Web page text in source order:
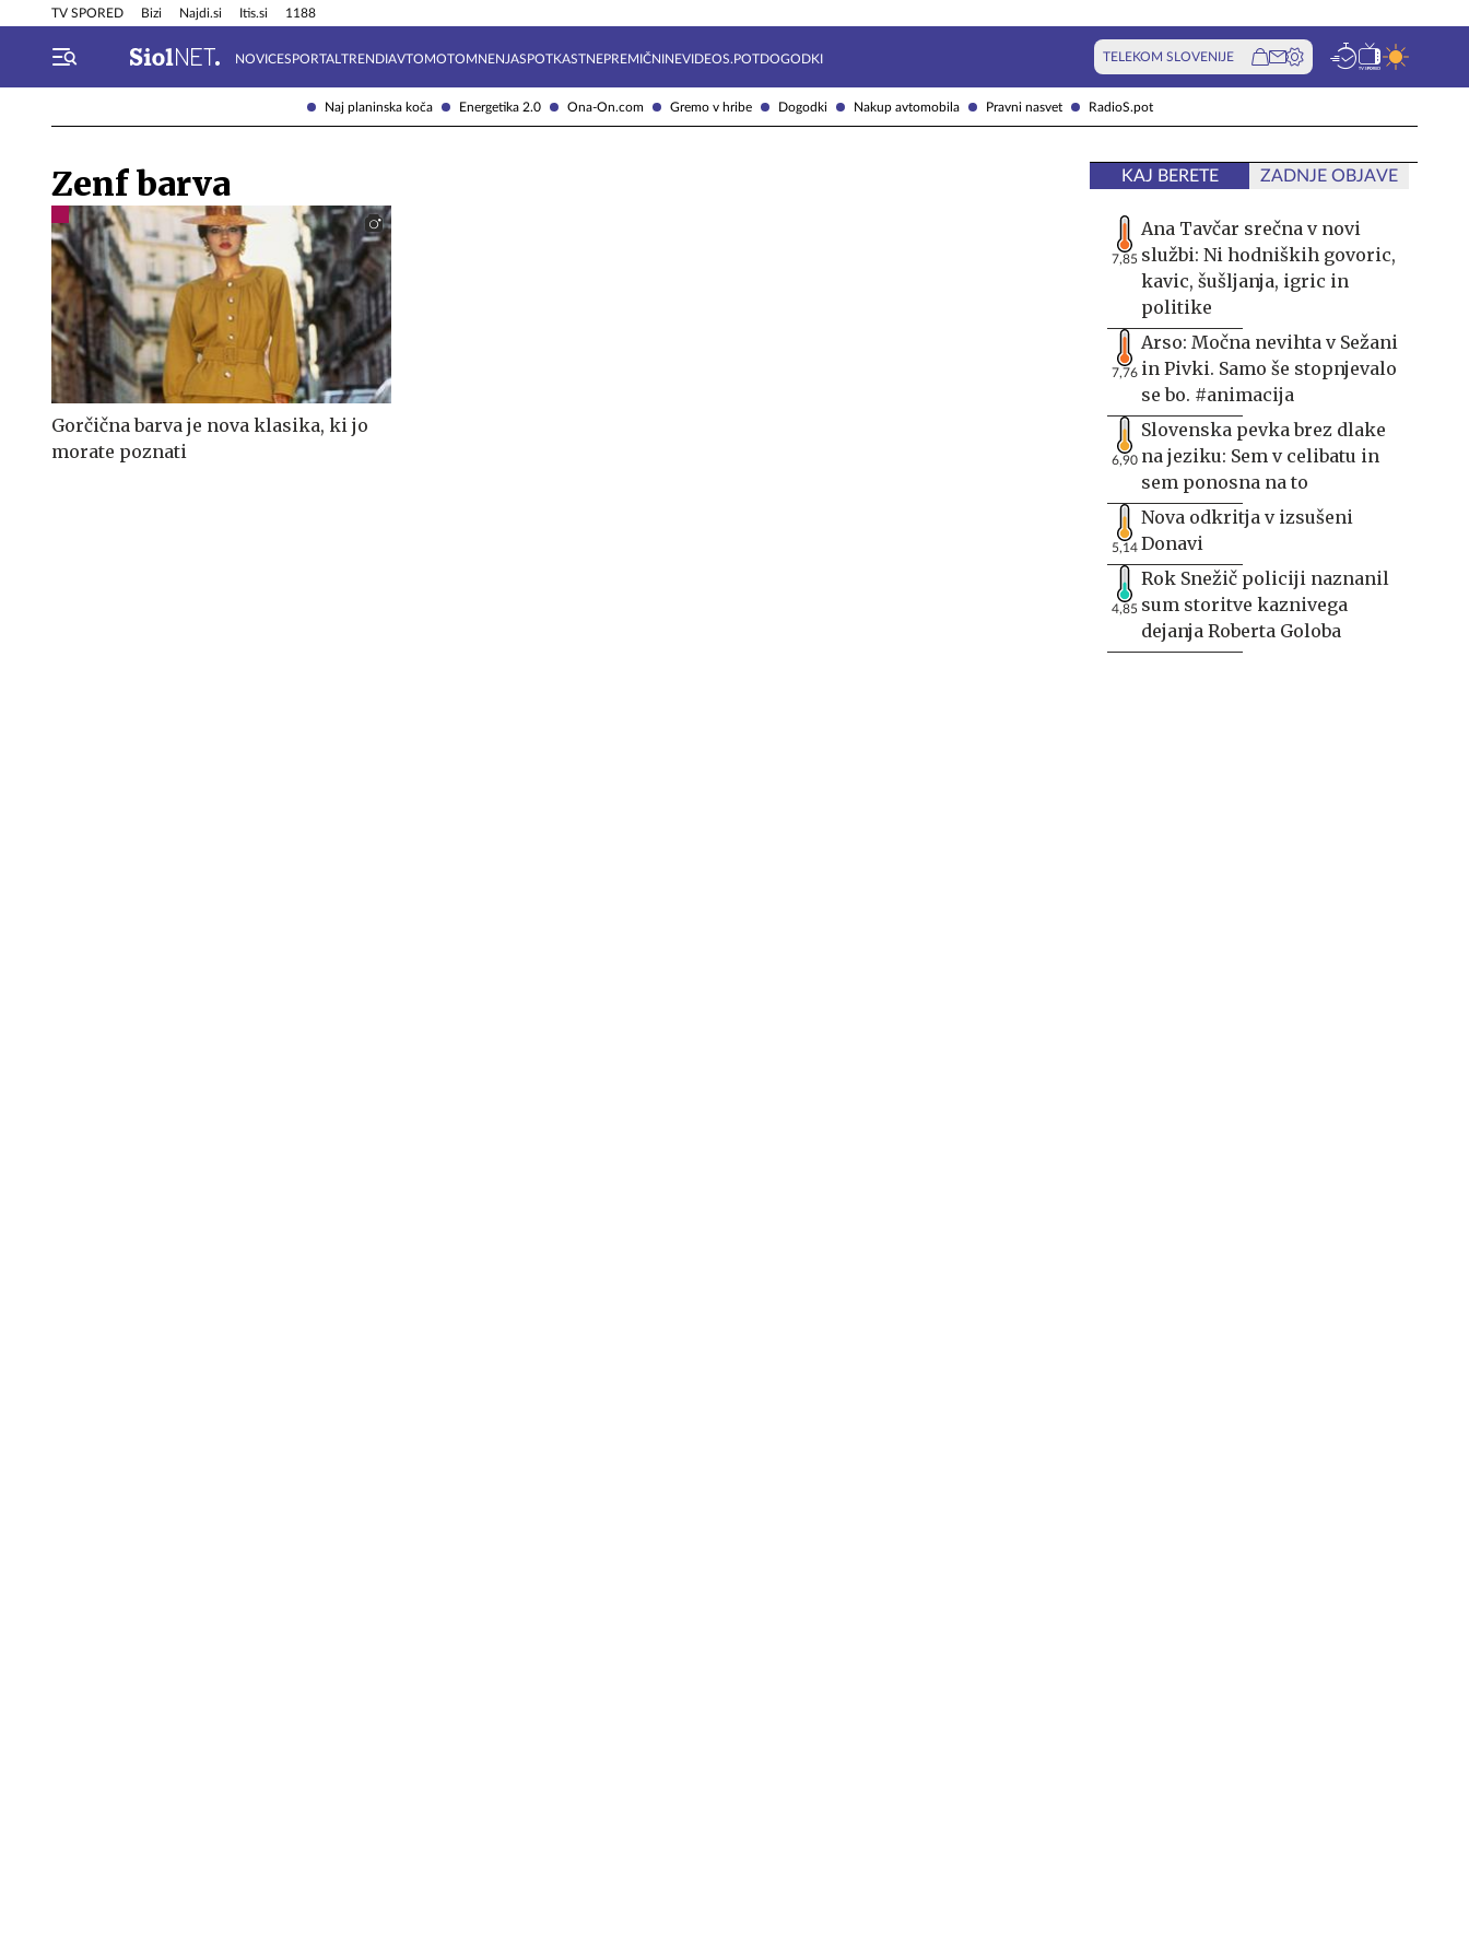
Naj planinska koča Energetika 2.0 Ona-On.com Gremo v hribe Dogodki Nakup avtomobila Pravni nasvet RadioS.pot
TV SPORED Bizi Najdi.si Itis.si 1188
NOVICESPORTAL TRENDIAVTOMOTOMNENJASPOTKASTNEPREMIČNINEVIDEOS.POTDOGODKI TELEKOM SLOVENIJE
Info in obvestila Tehnik
Zenf barva
Gorčična barva je nova klasika, ki jo
morate poznati
KAJ BERETE ZADNJE OBJAVE
7,85
Ana Tavčar srečna v novi
službi: Ni hodniških govoric,
kavic, šušljanja, igric in
politike
7,76
Arso: Močna nevihta v Sežani
in Pivki. Samo še stopnjevalo
se bo. #animacija
6,90
Slovenska pevka brez dlake
na jeziku: Sem v celibatu in
sem ponosna na to
5,14
Nova odkritja v izsušeni
Donavi
4,85
Rok Snežič policiji naznanil
sum storitve kaznivega
dejanja Roberta Goloba